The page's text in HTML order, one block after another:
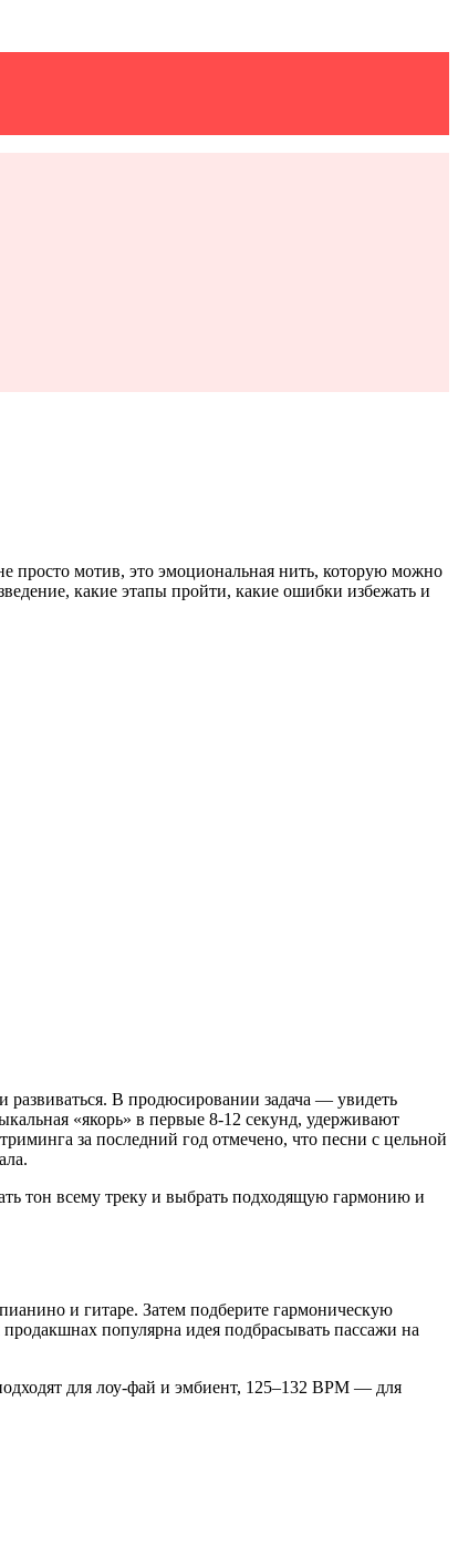
просто мотив, это эмоциональная нить, которую можно
какие этапы пройти, какие ошибки избежать и
развиваться. В продюсировании задача — увидеть
«якорь» в первые 8-12 секунд, удерживают
за последний год отмечено, что песни с цельной
тон всему треку и выбрать подходящую гармонию и
и гитаре. Затем подберите гармоническую
популярна идея подбрасывать пассажи на
для лоу-фай и эмбиент, 125–132 BPM — для